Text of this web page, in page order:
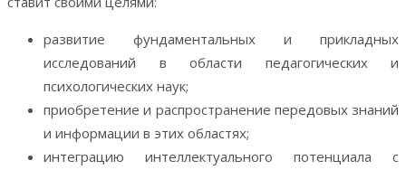
развитие фундаментальных и прикладных
исследований в области педагогических и
психологических наук;
приобретение и распространение передовых знаний
и информации в этих областях;
интеграцию интеллектуального потенциала с